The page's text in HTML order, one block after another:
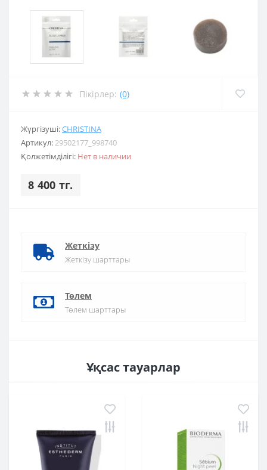
Пікірлер: (0)
Жүргізуші:CHRISTINA
Артикул:29502177_998740
Қолжетімділігі: Нет в наличии
8 400 тг.
Жеткізу
Жеткізу шарттары
Төлем
Төлем шарттары
Ұқсас тауарлар